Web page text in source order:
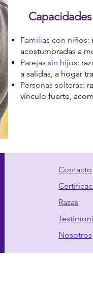
Familias con niños:
acostumbradas a
Parejas sin hijos:
a salidas, a hogar
Personas solteras:
vínculo fuerte,
Contacto
Razas
Nosotros